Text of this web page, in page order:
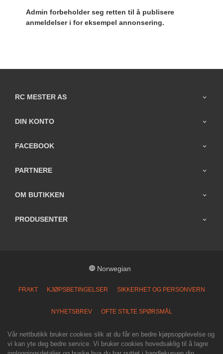
Admin forbeholder seg retten til å publisere
anmeldelser i for eksempel annonsering.
RC MESTER AS
DIN KONTO
FACEBOOK
PARTNERE
OM BUTIKKEN
PRODUSENTER
Norwegian
FRAKT KJØPSBETINGELSER SIKKERHET OG PERSONVERN
NYHETSBREV OFTE STILTE SPØRSMÅL
Vår nettbutikk bruker cookies slik at du får en bedre kjøpsopplevelse og
vi kan yte deg bedre service. Vi bruker cookies hovedsaklig til å lagre